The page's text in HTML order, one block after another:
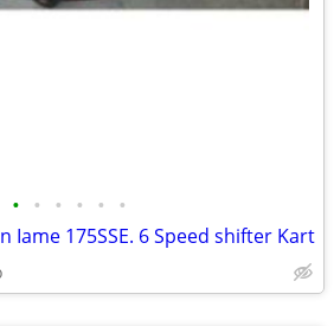
• • • • • •
Iame 175SSE. 6 Speed shifter Kart